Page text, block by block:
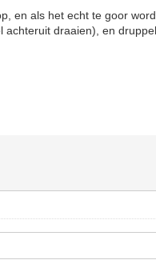
en als het echt te goor
achteruit draaien), en